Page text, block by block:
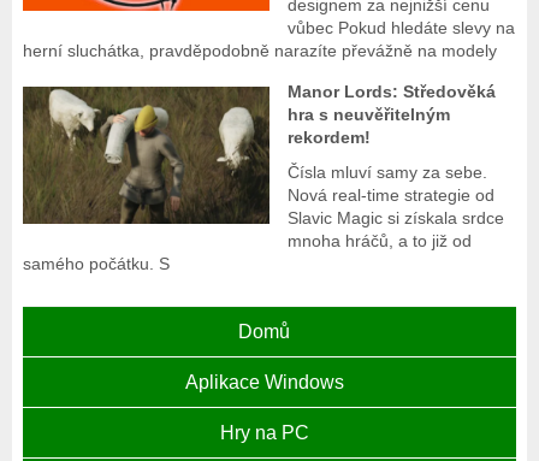
designem za nejnižší cenu
vůbec Pokud hledáte slevy na
herní sluchátka, pravděpodobně narazíte převážně na modely
Manor Lords: Středověká
hra s neuvěřitelným
rekordem!
Čísla mluví samy za sebe.
Nová real-time strategie od
Slavic Magic si získala srdce
mnoha hráčů, a to již od
samého počátku. S
Domů
Aplikace Windows
Hry na PC